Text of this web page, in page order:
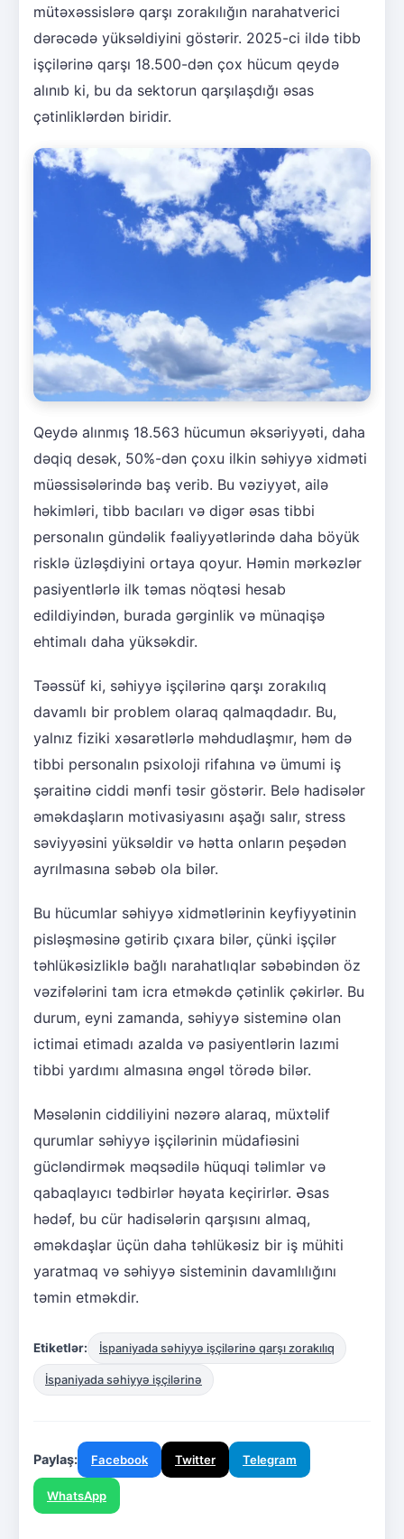
mütəxəssislərə qarşı zorakılığın narahatverici
dərəcədə yüksəldiyini göstərir. 2025-ci ildə tibb
işçilərinə qarşı 18.500-dən çox hücum qeydə
alınıb ki, bu da sektorun qarşılaşdığı əsas
çətinliklərdən biridir.
Qeydə alınmış 18.563 hücumun əksəriyyəti, daha
dəqiq desək, 50%-dən çoxu ilkin səhiyyə xidməti
müəssisələrində baş verib. Bu vəziyyət, ailə
həkimləri, tibb bacıları və digər əsas tibbi
personalın gündəlik fəaliyyətlərində daha böyük
risklə üzləşdiyini ortaya qoyur. Həmin mərkəzlər
pasiyentlərlə ilk təmas nöqtəsi hesab
edildiyindən, burada gərginlik və münaqişə
ehtimalı daha yüksəkdir.
Təəssüf ki, səhiyyə işçilərinə qarşı zorakılıq
davamlı bir problem olaraq qalmaqdadır. Bu,
yalnız fiziki xəsarətlərlə məhdudlaşmır, həm də
tibbi personalın psixoloji rifahına və ümumi iş
şəraitinə ciddi mənfi təsir göstərir. Belə hadisələr
əməkdaşların motivasiyasını aşağı salır, stress
səviyyəsini yüksəldir və hətta onların peşədən
ayrılmasına səbəb ola bilər.
Bu hücumlar səhiyyə xidmətlərinin keyfiyyətinin
pisləşməsinə gətirib çıxara bilər, çünki işçilər
təhlükəsizliklə bağlı narahatlıqlar səbəbindən öz
vəzifələrini tam icra etməkdə çətinlik çəkirlər. Bu
durum, eyni zamanda, səhiyyə sisteminə olan
ictimai etimadı azalda və pasiyentlərin lazımi
tibbi yardımı almasına əngəl törədə bilər.
Məsələnin ciddiliyini nəzərə alaraq, müxtəlif
qurumlar səhiyyə işçilərinin müdafiəsini
gücləndirmək məqsədilə hüquqi təlimlər və
qabaqlayıcı tədbirlər həyata keçirirlər. Əsas
hədəf, bu cür hadisələrin qarşısını almaq,
əməkdaşlar üçün daha təhlükəsiz bir iş mühiti
yaratmaq və səhiyyə sisteminin davamlılığını
təmin etməkdir.
Etiketlər: İspaniyada səhiyyə işçilərinə qarşı zorakılıq
İspaniyada səhiyyə işçilərinə
Paylaş: Facebook Twitter Telegram
WhatsApp